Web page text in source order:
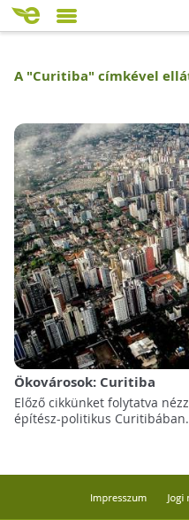
A "Curitiba" címkével
Ökovárosok: Curitiba
Előző cikkünket folytatva
építész-politikus Curitibában.